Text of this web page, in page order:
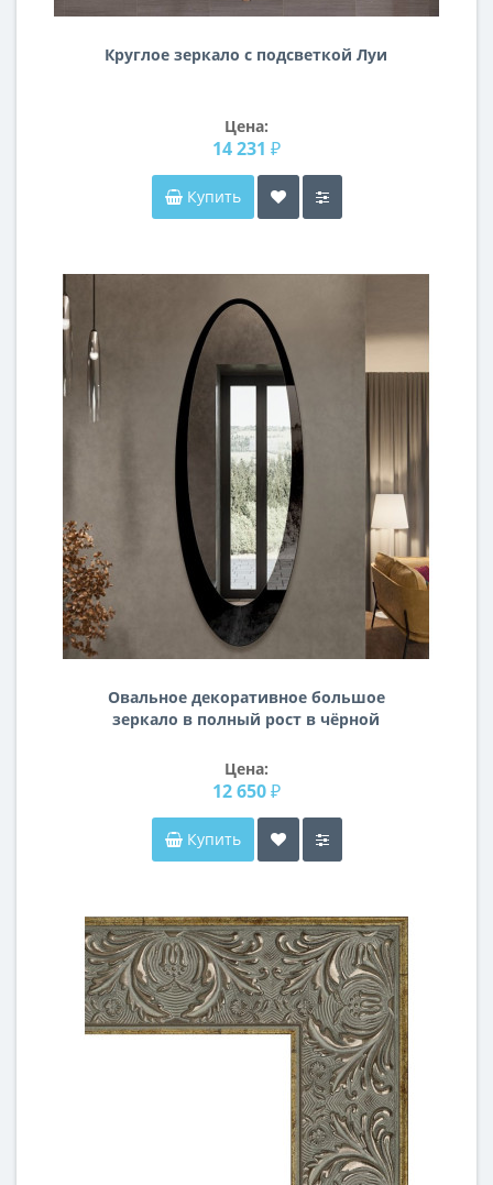
Круглое зеркало с подсветкой Луи
Цена:
14 231 ₽
Купить
Овальное декоративное большое
зеркало в полный рост в чёрной
Цена:
12 650 ₽
Купить